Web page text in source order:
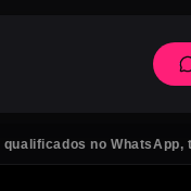
no WhatsApp, todos os